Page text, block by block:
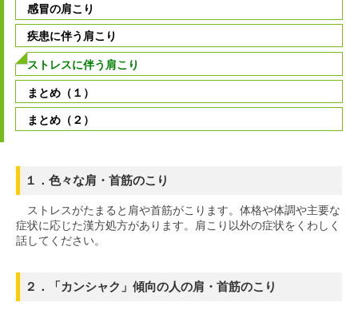
感冒の肩こり
疾患に伴う肩こり
ストレスに伴う肩こり
まとめ（１）
まとめ（２）
１．色々な肩・首筋のこり
ストレスがたまると肩や首筋がこります。体格や体調や主要な
症状に応じた漢方処方があります。肩こり以外の症状をくわしく
話してください。
２．「カンシャク」傾向の人の肩・首筋のこり